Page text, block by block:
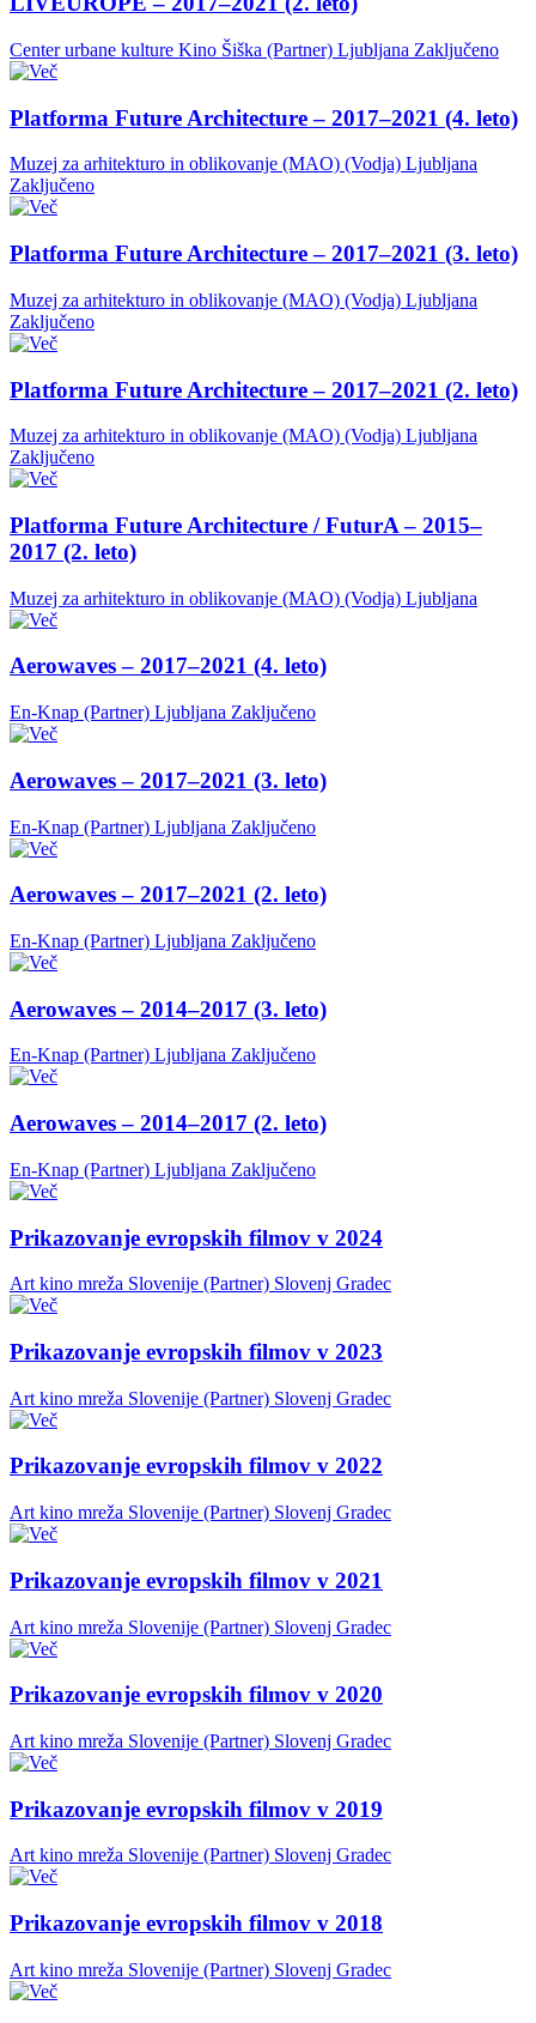
Center urbane kulture Kino Šiška (Partner) Ljubljana Zaključeno
Platforma Future Architecture – 2017–2021 (4. leto)
Muzej za arhitekturo in oblikovanje (MAO) (Vodja) Ljubljana
Zaključeno
Platforma Future Architecture – 2017–2021 (3. leto)
Muzej za arhitekturo in oblikovanje (MAO) (Vodja) Ljubljana
Zaključeno
Platforma Future Architecture – 2017–2021 (2. leto)
Muzej za arhitekturo in oblikovanje (MAO) (Vodja) Ljubljana
Zaključeno
Platforma Future Architecture / FuturA – 2015–
2017 (2. leto)
Muzej za arhitekturo in oblikovanje (MAO) (Vodja) Ljubljana
Aerowaves – 2017–2021 (4. leto)
En-Knap (Partner) Ljubljana Zaključeno
Aerowaves – 2017–2021 (3. leto)
En-Knap (Partner) Ljubljana Zaključeno
Aerowaves – 2017–2021 (2. leto)
En-Knap (Partner) Ljubljana Zaključeno
Aerowaves – 2014–2017 (3. leto)
En-Knap (Partner) Ljubljana Zaključeno
Aerowaves – 2014–2017 (2. leto)
En-Knap (Partner) Ljubljana Zaključeno
Prikazovanje evropskih filmov v 2024
Art kino mreža Slovenije (Partner) Slovenj Gradec
Prikazovanje evropskih filmov v 2023
Art kino mreža Slovenije (Partner) Slovenj Gradec
Prikazovanje evropskih filmov v 2022
Art kino mreža Slovenije (Partner) Slovenj Gradec
Prikazovanje evropskih filmov v 2021
Art kino mreža Slovenije (Partner) Slovenj Gradec
Prikazovanje evropskih filmov v 2020
Art kino mreža Slovenije (Partner) Slovenj Gradec
Prikazovanje evropskih filmov v 2019
Art kino mreža Slovenije (Partner) Slovenj Gradec
Prikazovanje evropskih filmov v 2018
Art kino mreža Slovenije (Partner) Slovenj Gradec